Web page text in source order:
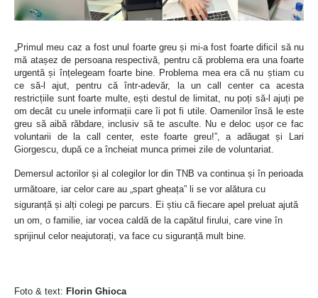
„Primul meu caz a fost unul foarte greu și mi-a fost foarte dificil să nu
mă atașez de persoana respectivă, pentru că problema era una foarte
urgentă și înțelegeam foarte bine. Problema mea era că nu știam cu
ce să-l ajut, pentru că într-adevăr, la un call center ca acesta
restricțiile sunt foarte multe, ești destul de limitat, nu poți să-l ajuți pe
om decât cu unele informații care îi pot fi utile. Oamenilor însă le este
greu să aibă răbdare, inclusiv să te asculte. Nu e deloc ușor ce fac
voluntarii de la call center, este foarte greu!”, a adăugat și Lari
Giorgescu, după ce a încheiat munca primei zile de voluntariat.
Demersul actorilor și al colegilor lor din TNB va continua și în perioada
următoare, iar celor care au „spart gheața” li se vor alătura cu
siguranță și alți colegi pe parcurs. Ei știu că fiecare apel preluat ajută
un om, o familie, iar vocea caldă de la capătul firului, care vine în
sprijinul celor neajutorați, va face cu siguranță mult bine.
Foto & text: Florin Ghioca